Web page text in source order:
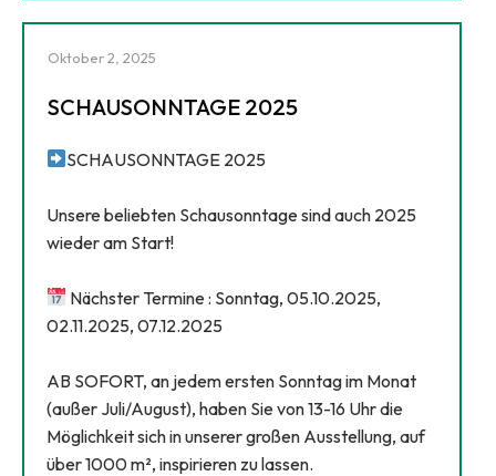
Oktober 2, 2025
SCHAUSONNTAGE 2025
SCHAUSONNTAGE 2025
Unsere beliebten Schausonntage sind auch 2025
wieder am Start!
Nächster Termine : Sonntag, 05.10.2025,
02.11.2025, 07.12.2025
AB SOFORT, an jedem ersten Sonntag im Monat
(außer Juli/August), haben Sie von 13-16 Uhr die
Möglichkeit sich in unserer großen Ausstellung, auf
über 1000 m², inspirieren zu lassen.